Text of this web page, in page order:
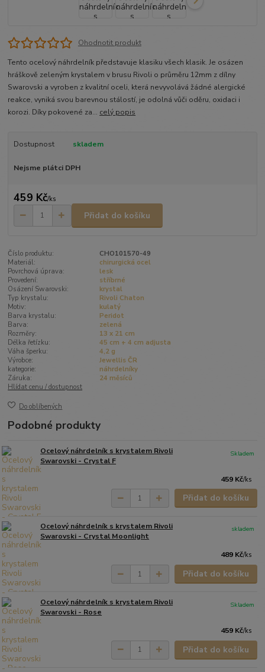
Ohodnotit produkt
Tento ocelový náhrdelník představuje klasiku všech klasik. Je osázen
hráškově zeleným krystalem v brusu Rivoli o průměru 12mm z dílny
Swarovski a vyroben z kvalitní oceli, která nevyvolává žádné alergické
reakce, vyniká svou barevnou stálostí, je odolná vůči oděru, oxidaci i
korozi. Díky pokovené za... celý popis
Dostupnost skladem
Nejsme plátci DPH
459 Kč/ks
Přidat do košíku
Číslo produktu:
CHO101570-49
Materiál:
chirurgická ocel
Povrchová úprava:
lesk
Provedení:
stříbrné
Osázení Swarovski:
krystal
Typ krystalu:
Rivoli Chaton
Motiv:
kulatý
Barva krystalu:
Peridot
Barva:
zelená
Rozměry:
13 x 21 cm
Délka řetízku:
45 cm + 4 cm adjusta
Váha šperku:
4,2 g
Výrobce:
Jewellis ČR
kategorie:
náhrdelníky
Záruka:
24 měsíců
Hlídat cenu / dostupnost
Do oblíbených
Podobné produkty
Ocelový náhrdelník s krystalem Rivoli
Swarovski - Crystal F
459 Kč/ks
Skladem
Přidat do košíku
Ocelový náhrdelník s krystalem Rivoli
Swarovski - Crystal Moonlight
489 Kč/ks
skladem
Přidat do košíku
Ocelový náhrdelník s krystalem Rivoli
Swarovski - Rose
459 Kč/ks
Skladem
Přidat do košíku